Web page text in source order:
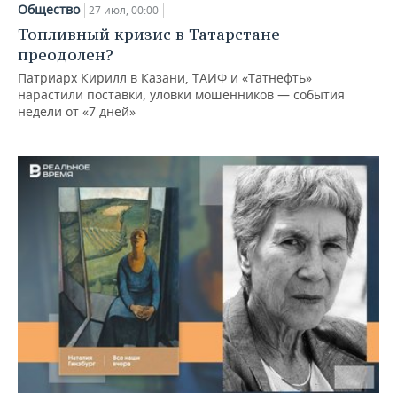
Общество 27 июл, 00:00
Топливный кризис в Татарстане
преодолен?
Патриарх Кирилл в Казани, ТАИФ и «Татнефть»
нарастили поставки, уловки мошенников — события
недели от «7 дней»